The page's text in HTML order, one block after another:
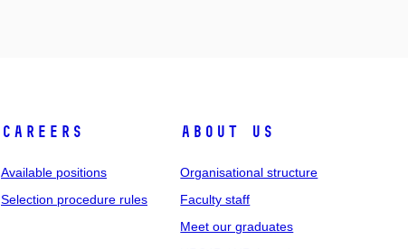
Careers
Available positions
Selection procedure rules
About us
Organisational structure
Faculty staff
Meet our graduates